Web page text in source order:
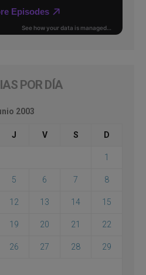
POR DÍA
2003
J V S D
1
5 6 7 8
12 13 14 15
19 20 21 22
26 27 28 29